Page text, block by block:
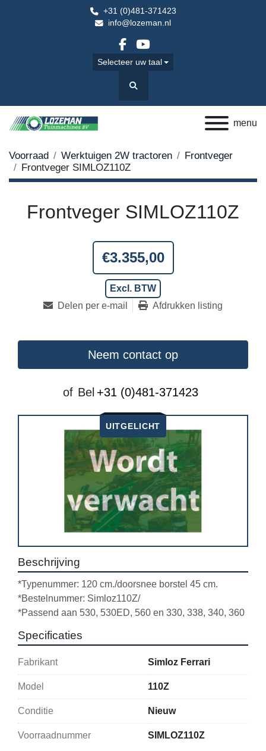
+31 (0)481-371423
info@lozeman.nl
facebook
youtube
Selecteer uw taal
Zoek
menu
Voorraad Werktuigen 2W tractoren
Frontveger
Frontveger SIMLOZ110Z
€3.355,00
Excl. BTW
Frontveger SIMLOZ110Z
Delen per e-mail Afdrukken listing
Neem contact op
of Bel +31 (0)481-371423
UITGELICHT
Beschrijving
*Typenummer: 120 cm./doorsnee borstel 45 cm.
*Bestelnummer: Simloz110Z/
*Passend aan 530, 530ED, 560 en 330, 338, 340, 360
Specificaties
Fabrikant Simloz Ferrari
Model 110Z
Conditie Nieuw
Voorraadnummer SIMLOZ110Z